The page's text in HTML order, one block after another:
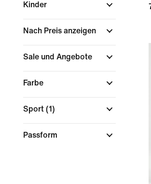
Kinder
Nach Preis anzeigen
Sale und Angebote
Farbe
Sport (1)
Passform